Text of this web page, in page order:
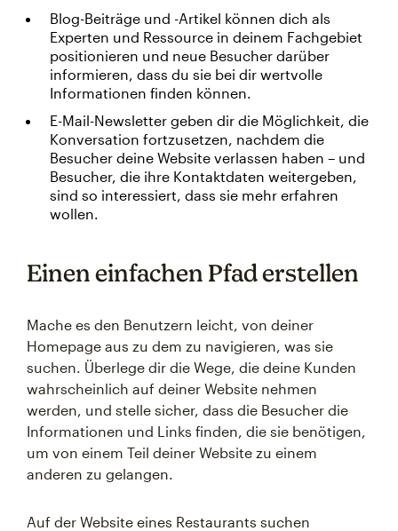
Blog-Beiträge und -Artikel können dich als
Experten und Ressource in deinem Fachgebiet
positionieren und neue Besucher darüber
informieren, dass du sie bei dir wertvolle
Informationen finden können.
E-Mail-Newsletter geben dir die Möglichkeit, die
Konversation fortzusetzen, nachdem die
Besucher deine Website verlassen haben – und
Besucher, die ihre Kontaktdaten weitergeben,
sind so interessiert, dass sie mehr erfahren
wollen.
Einen einfachen Pfad erstellen
Mache es den Benutzern leicht, von deiner
Homepage aus zu dem zu navigieren, was sie
suchen. Überlege dir die Wege, die deine Kunden
wahrscheinlich auf deiner Website nehmen
werden, und stelle sicher, dass die Besucher die
Informationen und Links finden, die sie benötigen,
um von einem Teil deiner Website zu einem
anderen zu gelangen.
Auf der Website eines Restaurants suchen